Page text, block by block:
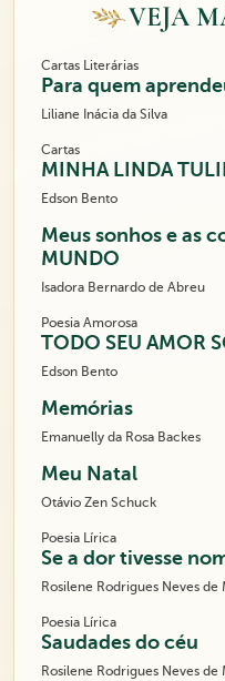
VEJA
Cartas Literárias
Para quem
Liliane Inácia da Silva
Cartas
MINHA LINDA
Edson Bento
Meus sonhos e as
MUNDO
Isadora Bernardo de Abreu
Poesia Amorosa
TODO SEU AMOR
Edson Bento
Memórias
Emanuelly da Rosa Backes
Meu Natal
Otávio Zen Schuck
Poesia Lírica
Se a dor tivesse
Rosilene Rodrigues Neves de
Poesia Lírica
Saudades do céu
Rosilene Rodrigues Neves de